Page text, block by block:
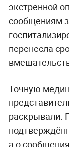
экстренной
сообщениям
перенесла
Точную
раскрывали.
а о